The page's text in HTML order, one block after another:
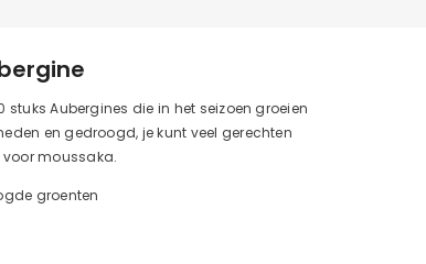
stuks Aubergines die in het seizoen groeien
en gedroogd, je kunt veel gerechten
moussaka.
groenten